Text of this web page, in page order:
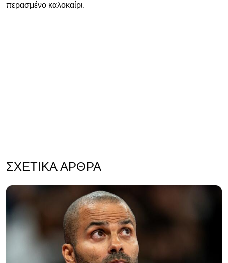
περασμένο καλοκαίρι.
ΣΧΕΤΙΚΆ ΆΡΘΡΑ